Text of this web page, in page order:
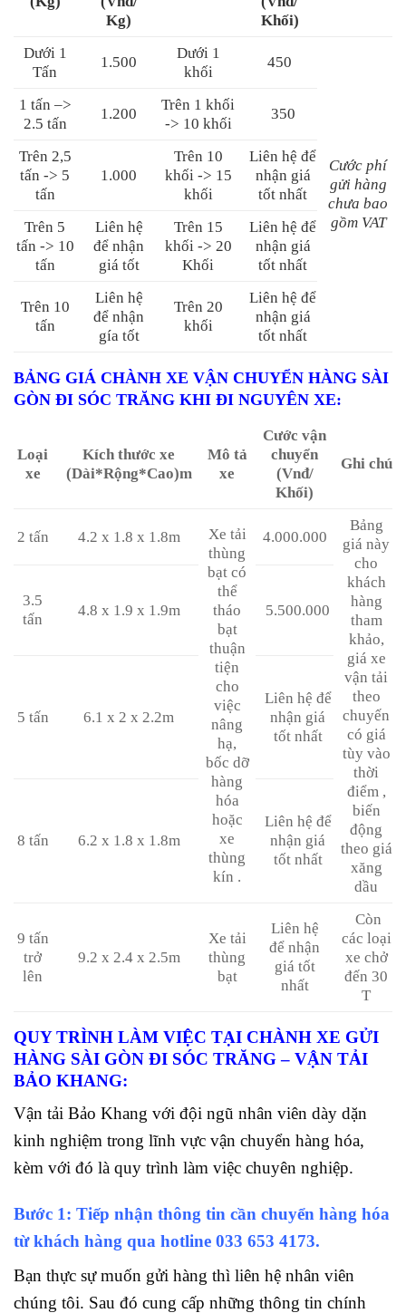
Kg)
Khối)
Dưới 1
Tấn
1.500
Dưới 1
khối
450
Cước phí
gửi hàng
chưa bao
gồm VAT
1 tấn –>
2.5 tấn
1.200
Trên 1 khối
-> 10 khối
350
Trên 2,5
tấn -> 5
tấn
1.000
Trên 10
khối -> 15
khối
Liên hệ để
nhận giá
tốt nhất
Trên 5
tấn -> 10
tấn
Liên hệ
để nhận
giá tốt
Trên 15
khối -> 20
Khối
Liên hệ để
nhận giá
tốt nhất
Trên 10
tấn
Liên hệ
để nhận
gía tốt
Trên 20
khối
Liên hệ để
nhận giá
tốt nhất
BẢNG GIÁ CHÀNH XE VẬN CHUYỂN HÀNG SÀI
GÒN ĐI SÓC TRĂNG KHI ĐI NGUYÊN XE:
Loại
xe
Kích thước xe
(Dài*Rộng*Cao)m
Mô tả
xe
Cước vận
chuyển
(Vnđ/
Khối)
Ghi chú
2 tấn 4.2 x 1.8 x 1.8m
Xe tải
thùng
bạt có
thể
tháo
bạt
thuận
tiện
cho
việc
nâng
hạ,
bốc dỡ
hàng
hóa
hoặc
xe
thùng
kín .
4.000.000
Bảng
giá này
cho
khách
hàng
tham
khảo,
giá xe
vận tải
theo
chuyến
có giá
tùy vào
thời
điểm ,
biến
động
theo giá
xăng
dầu
3.5
tấn
4.8 x 1.9 x 1.9m 5.500.000
5 tấn 6.1 x 2 x 2.2m
Liên hệ để
nhận giá
tốt nhất
8 tấn 6.2 x 1.8 x 1.8m
Liên hệ để
nhận giá
tốt nhất
9 tấn
trở
lên
9.2 x 2.4 x 2.5m
Xe tải
thùng
bạt
Liên hệ
để nhận
giá tốt
nhất
Còn
các loại
xe chở
đến 30
T
QUY TRÌNH LÀM VIỆC TẠI CHÀNH XE GỬI
HÀNG SÀI GÒN ĐI SÓC TRĂNG – VẬN TẢI
BẢO KHANG:
Vận tải Bảo Khang với đội ngũ nhân viên dày dặn
kinh nghiệm trong lĩnh vực vận chuyển hàng hóa,
kèm với đó là quy trình làm việc chuyên nghiệp.
Bước 1: Tiếp nhận thông tin cần chuyển hàng hóa
từ khách hàng qua hotline 033 653 4173.
Bạn thực sự muốn gửi hàng thì liên hệ nhân viên
chúng tôi. Sau đó cung cấp những thông tin chính